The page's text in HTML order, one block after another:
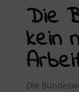
Die
kein
Die